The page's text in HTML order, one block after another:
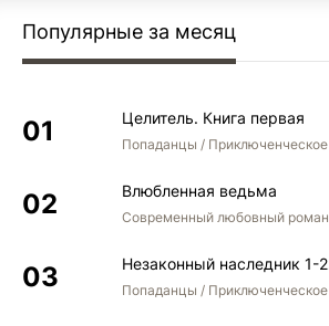
Популярные за месяц
Целитель. Книга первая
Влюбленная ведьма
Современный любовный роман